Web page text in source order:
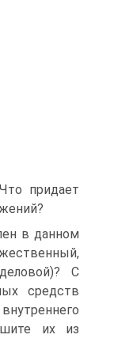
придает
в данном
С
средств
их из